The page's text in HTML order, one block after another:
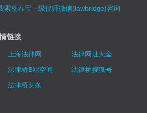
索杨春宝一级律师微信(lawbridge)咨询
链接
上海法律网
法律网址大全
法律桥B站空间
法律桥搜狐号
法律桥头条